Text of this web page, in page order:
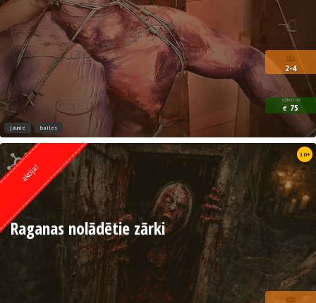
2-4
sākot no
€ 75
jaunie bailes
akcija!
10+
Raganas nolādētie zārki